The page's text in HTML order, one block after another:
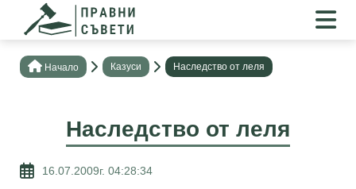
Нaчало Казуси Наследство от леля
Наследство от леля
16.07.2009г. 04:28:34